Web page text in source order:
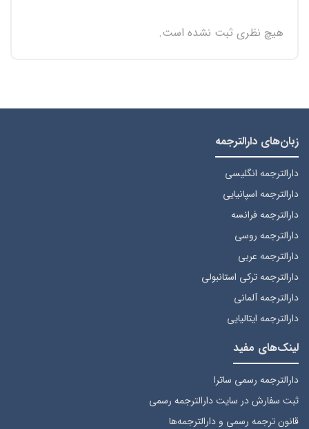
هیچ نظری ثبت نشده است.
زبان‌های دارالترجمه
دارالترجمه انگلیسی
دارالترجمه اسپانیایی
دارالترجمه فرانسه
دارالترجمه روسی
دارالترجمه عربی
دارالترجمه ترکی استانبولی
دارالترجمه آلمانی
دارالترجمه ایتالیایی
لینک‌های مفید
دارالترجمه رسمی ساترا
ثبت سفارشدر سایت دارالترجمه رسمی
قانون ترجمه رسمی و دارالترجمه‌ها